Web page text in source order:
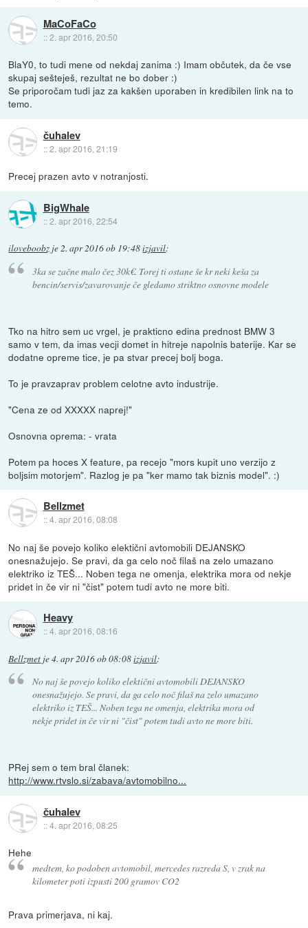
MaCoFaCo
::2. apr 2016, 20:50
BlaY0, to tudi mene od nekdaj zanima :) Imam občutek, da če vse
skupaj sešteješ, rezultat ne bo dober :)
Se priporočam tudi jaz za kakšen uporaben in kredibilen link na to
temo.
čuhalev
::2. apr 2016, 21:19
Precej prazen avto v notranjosti.
BigWhale
::2. apr 2016, 22:54
iloveboobz je2. apr 2016 ob 19:48izjavil:
3ka se začne malo čez 30k€. Torej ti ostane še kr neki keša za
bencin/servis/zavarovanje če gledamo striktno osnovne modele
Tko na hitro sem uc vrgel, je prakticno edina prednost BMW 3
samo v tem, da imas vecji domet in hitreje napolnis baterije. Kar se
dodatne opreme tice, je pa stvar precej bolj boga.
To je pravzaprav problem celotne avto industrije.
"Cena ze od XXXXX naprej!"
Osnovna oprema: - vrata
Potem pa hoces X feature, pa recejo "mors kupit uno verzijo z
boljsim motorjem". Razlog je pa "ker mamo tak biznis model". :)
Bellzmet
::4. apr 2016, 08:08
No naj še povejo koliko elektični avtomobili DEJANSKO
onesnažujejo. Se pravi, da ga celo noč filaš na zelo umazano
elektriko iz TEŠ... Noben tega ne omenja, elektrika mora od nekje
pridet in če vir ni "čist" potem tudi avto ne more biti.
Heavy
::4. apr 2016, 08:16
Bellzmet je4. apr 2016 ob 08:08izjavil:
No naj še povejo koliko elektični avtomobili DEJANSKO
onesnažujejo. Se pravi, da ga celo noč filaš na zelo umazano
elektriko iz TEŠ... Noben tega ne omenja, elektrika mora od
nekje pridet in če vir ni "čist" potem tudi avto ne more biti.
PRej sem o tem bral članek:
http://www.rtvslo.si/zabava/avtomobilno...
čuhalev
::4. apr 2016, 08:25
Hehe
medtem, ko podoben avtomobil, mercedes razreda S, v zrak na
kilometer poti izpusti 200 gramov CO2
Prava primerjava, ni kaj.